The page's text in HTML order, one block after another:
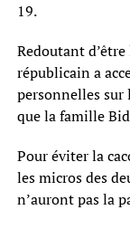
19.
Redoutant
républicain a
personnelles sur
que la famille
Pour éviter la
les micros des
n’auront pas la